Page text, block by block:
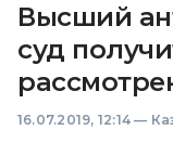
Высший
суд
16.07.2019, 12:14 —